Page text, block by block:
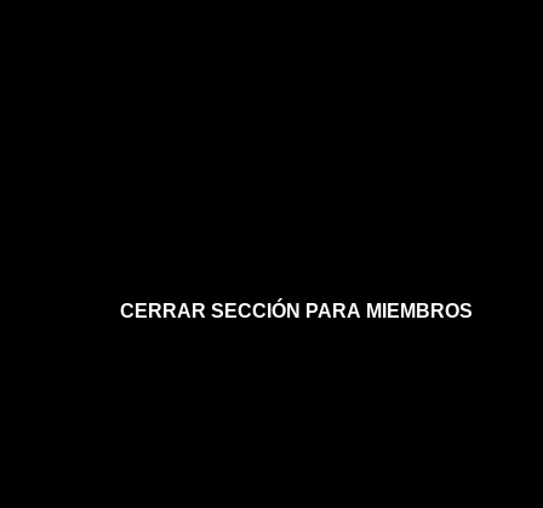
CERRAR SECCIÓN PARA MIEMBROS